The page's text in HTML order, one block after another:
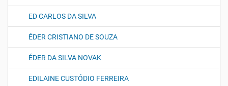
ED CARLOS DA SILVA
ÉDER CRISTIANO DE SOUZA
ÉDER DA SILVA NOVAK
EDILAINE CUSTÓDIO FERREIRA